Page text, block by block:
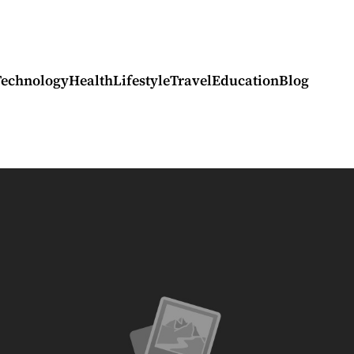
HealthLifestyleTravelEducationBlog